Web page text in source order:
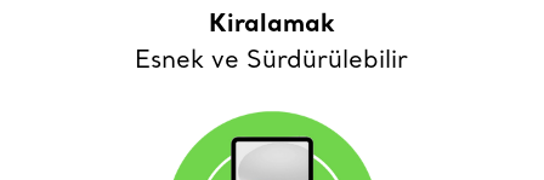
Kiralamak
Esnek ve Sürdürülebilir